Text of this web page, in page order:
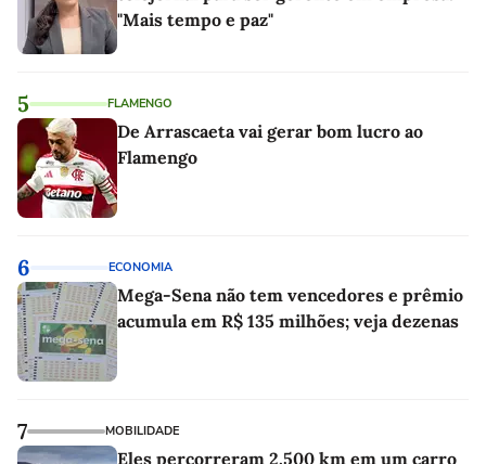
"Mais tempo e paz"
5 FLAMENGO
De Arrascaeta vai gerar bom lucro ao
Flamengo
6 ECONOMIA
Mega-Sena não tem vencedores e prêmio
acumula em R$ 135 milhões; veja dezenas
7 MOBILIDADE
Eles percorreram 2.500 km em um carro